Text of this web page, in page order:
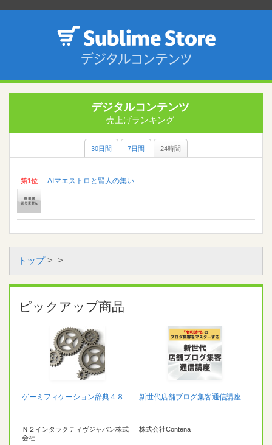
デジタルコンテンツ
売上げランキング
30日間 7日間 24時間
第1位 AIマエストロと賢人の集い
トップ> >
ピックアップ商品
ゲーミフィケーション辞典４８
Ｎ２インタラクティヴジャパン株式
会社
新世代店舗ブログ集客通信講座
株式会社Contena